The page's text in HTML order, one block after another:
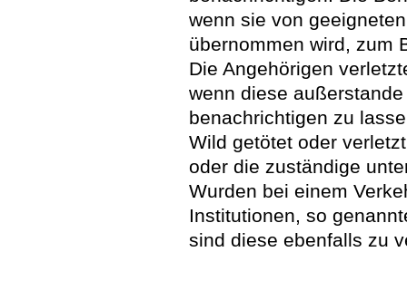
wenn sie von
übernommen wird, zum
Die Angehörigen
wenn diese
benachrichtigen zu
Wild getötet oder
oder die zuständige
Wurden bei einem
Institutionen, so
sind diese ebenfalls zu